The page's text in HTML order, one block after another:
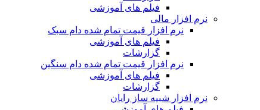
فیلم های آموزشی
نرم افزار مالی
نرم افزار قیمت تمام شده دام سبک
فیلم های آموزشی
گزارشات
نرم افزار قیمت تمام شده دام سنگین
فیلم های آموزشی
گزارشات
نرم افزار شبیه ساز رایان